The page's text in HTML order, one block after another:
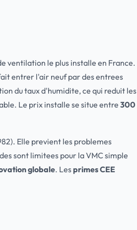
ventilation le plus installe en France.
entrer l'air neuf par des entrees
du taux d'humidite, ce qui reduit les
Le prix installe se situe entre 300
Elle previent les problemes
sont limitees pour la VMC simple
globale. Lesprimes CEE